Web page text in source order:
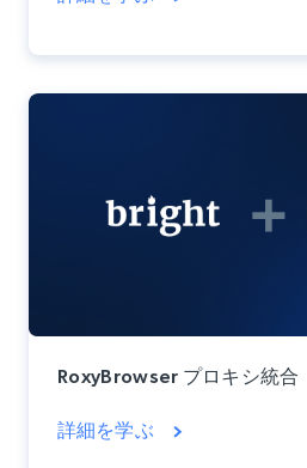
RoxyBrowser プロキシ統合
詳細を学ぶ